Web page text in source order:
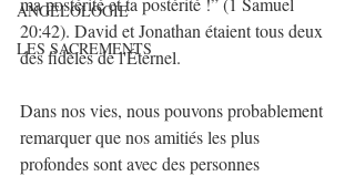
ANGÉLOLOGIE
LES SACREMENTS
20:42). David et Jonathan étaient tous deux
des fidèles de l'Éternel.
Dans nos vies, nous pouvons probablement
remarquer que nos amitiés les plus
profondes sont avec des personnes